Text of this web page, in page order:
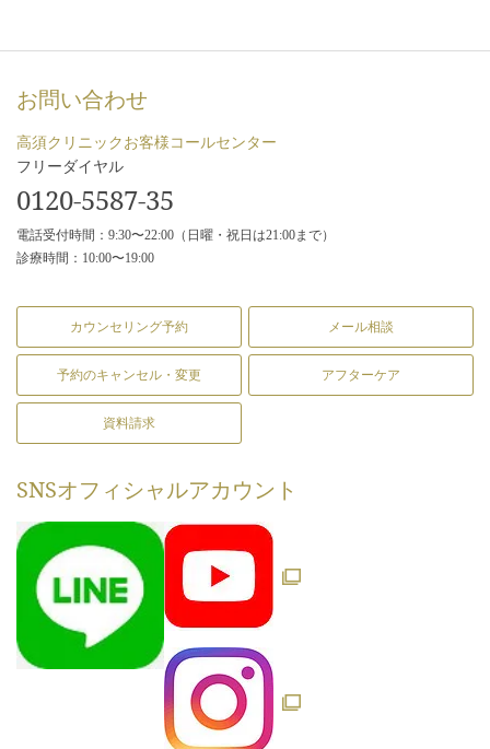
お問い合わせ
高須クリニックお客様コールセンター
フリーダイヤル
0120-5587-35
電話受付時間：9:30〜22:00（日曜・祝日は21:00まで）
診療時間：10:00〜19:00
カウンセリング予約 メール相談
予約のキャンセル・変更 アフターケア
資料請求
SNSオフィシャルアカウント